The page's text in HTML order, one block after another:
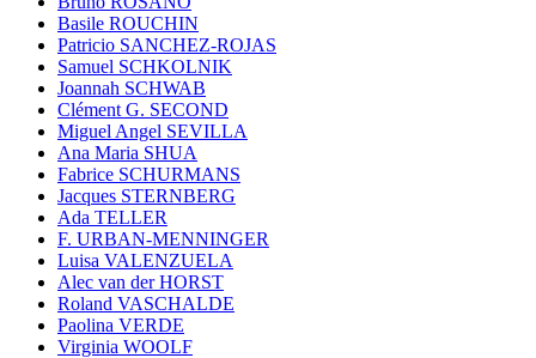
Basile ROUCHIN
Patricio SANCHEZ-ROJAS
Samuel SCHKOLNIK
Joannah SCHWAB
Clément G. SECOND
Miguel Angel SEVILLA
Ana Maria SHUA
Fabrice SCHURMANS
Jacques STERNBERG
Ada TELLER
F. URBAN-MENNINGER
Luisa VALENZUELA
Alec van der HORST
Roland VASCHALDE
Paolina VERDE
Virginia WOOLF